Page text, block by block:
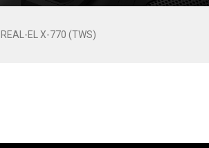
REAL-EL X-770 (TWS)